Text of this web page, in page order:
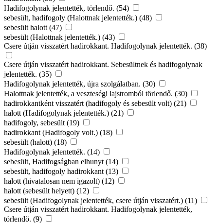
Hadifogolynak jelentették, törlendő. (54)
sebesült, hadifogoly (Halottnak jelentették.) (48)
sebesült halott (47)
sebesült (Halottnak jelentették.) (43)
Csere útján visszatért hadirokkant. Hadifogolynak jelentették. (38)
Csere útján visszatért hadirokkant. Sebesültnek és hadifogolynak
jelentették. (35)
Hadifogolynak jelentették, újra szolgálatban. (30)
Halottnak jelentették, a veszteségi lajstromból törlendő. (30)
hadirokkantként visszatért (hadifogoly és sebesült volt) (21)
halott (Hadifogolynak jelentették.) (21)
hadifogoly, sebesült (19)
hadirokkant (Hadifogoly volt.) (18)
sebesült (halott) (18)
Hadifogolynak jelentették. (14)
sebesült, Hadifogságban elhunyt (14)
sebesült, hadifogoly hadirokkant (13)
halott (hivatalosan nem igazolt) (12)
halott (sebesült helyett) (12)
sebesült (Hadifogolynak jelentették, csere útján visszatért.) (11)
Csere útján visszatért hadirokkant. Hadifogolynak jelentették,
törlendő. (9)